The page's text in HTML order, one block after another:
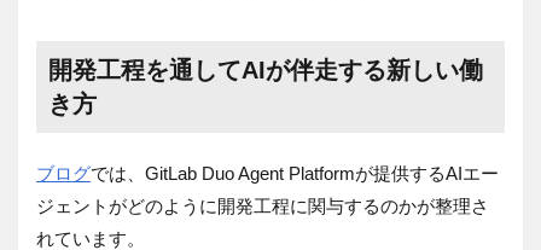
開発工程を通してAIが伴走する新しい働
き方
ブログでは、GitLab Duo Agent Platformが提供するAIエー
ジェントがどのように開発工程に関与するのかが整理さ
れています。